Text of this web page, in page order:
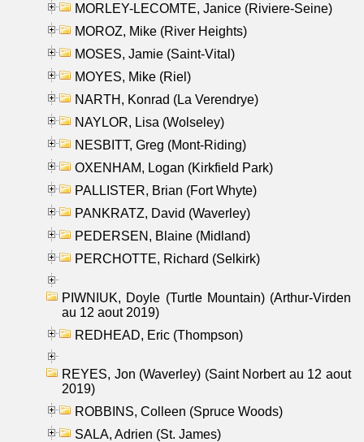
MORLEY-LECOMTE, Janice (Riviere-Seine)
MOROZ, Mike (River Heights)
MOSES, Jamie (Saint-Vital)
MOYES, Mike (Riel)
NARTH, Konrad (La Verendrye)
NAYLOR, Lisa (Wolseley)
NESBITT, Greg (Mont-Riding)
OXENHAM, Logan (Kirkfield Park)
PALLISTER, Brian (Fort Whyte)
PANKRATZ, David (Waverley)
PEDERSEN, Blaine (Midland)
PERCHOTTE, Richard (Selkirk)
PIWNIUK, Doyle (Turtle Mountain) (Arthur-Virden
au 12 aout 2019)
REDHEAD, Eric (Thompson)
REYES, Jon (Waverley) (Saint Norbert au 12 aout
2019)
ROBBINS, Colleen (Spruce Woods)
SALA, Adrien (St. James)